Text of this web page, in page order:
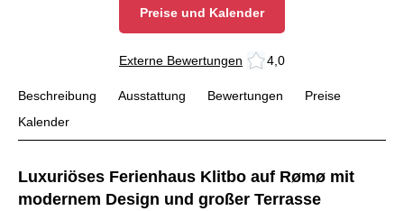
Preise und Kalender
Externe Bewertungen 4,0
Beschreibung Ausstattung Bewertungen
Preise
Kalender
Luxuriöses Ferienhaus Klitbo auf Rømø mit
modernem Design und großer Terrasse